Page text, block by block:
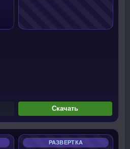
Скачать
РАЗВЕРТКА